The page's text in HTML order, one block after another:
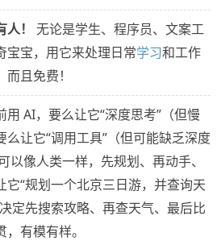
！
无论是学生、程序员、文案工
宝宝，用它来处理日常学习和工作
且免费！
用 AI，要么让它“深度思考”（但慢
么让它“调用工具”（但可能缺乏深度
以像人类一样，先规划、再动手、
它“规划一个北京三日游，并查询天
定先搜索攻略、再查天气、最后比
有模有样。